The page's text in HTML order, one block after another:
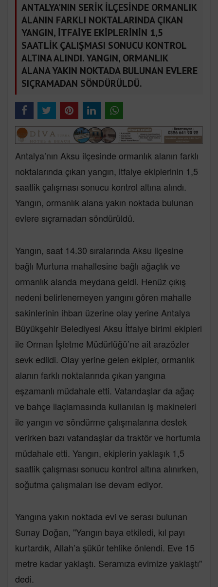
ANTALYA'NIN SERİK İLÇESİNDE ORMANLIK
ALANIN FARKLI NOKTALARINDA ÇIKAN
YANGIN, İTFAİYE EKİPLERİNİN 1,5
SAATLİK ÇALIŞMASI SONUCU KONTROL
ALTINA ALINDI. YANGIN, ORMANLIK
ALANA YAKIN NOKTADA BULUNAN EVLERE
SIÇRAMADAN SÖNDÜRÜLDÜ.
Antalya’nın Aksu ilçesinde ormanlık alanın farklı
noktalarında çıkan yangın, itfaiye ekiplerinin 1,5
saatlik çalışması sonucu kontrol altına alındı.
Yangın, ormanlık alana yakın noktada bulunan
evlere sıçramadan söndürüldü.
Yangın, saat 14.30 sıralarında Aksu ilçesine
bağlı Murtuna mahallesine bağlı ağaçlık ve
ormanlık alanda meydana geldi. Henüz çıkış
nedeni belirlenemeyen yangını gören mahalle
sakinlerinin ihbarı üzerine olay yerine Antalya
Büyükşehir Belediyesi Aksu İtfaiye birimi ekipleri
ile Orman İşletme Müdürlüğü’ne ait arazözler
sevk edildi. Olay yerine gelen ekipler, ormanlık
alanın farklı noktalarında çıkan yangına
eşzamanlı müdahale etti. Vatandaşlar da ağaç
ve bahçe ilaçlamasında kullanılan iş makineleri
ile yangın ve söndürme çalışmalarına destek
verirken bazı vatandaşlar da traktör ve hortumla
müdahale etti. Yangın, ekiplerin yaklaşık 1,5
saatlik çalışması sonucu kontrol altına alınırken,
soğutma çalışmaları ise devam ediyor.
Yangına yakın noktada evi ve serası bulunan
Sunay Doğan, "Yangın baya etkiledi, kıl payı
kurtardık, Allah’a şükür tehlike önlendi. Eve 15
metre kadar yaklaştı. Seramıza evimize yaklaştı"
dedi.